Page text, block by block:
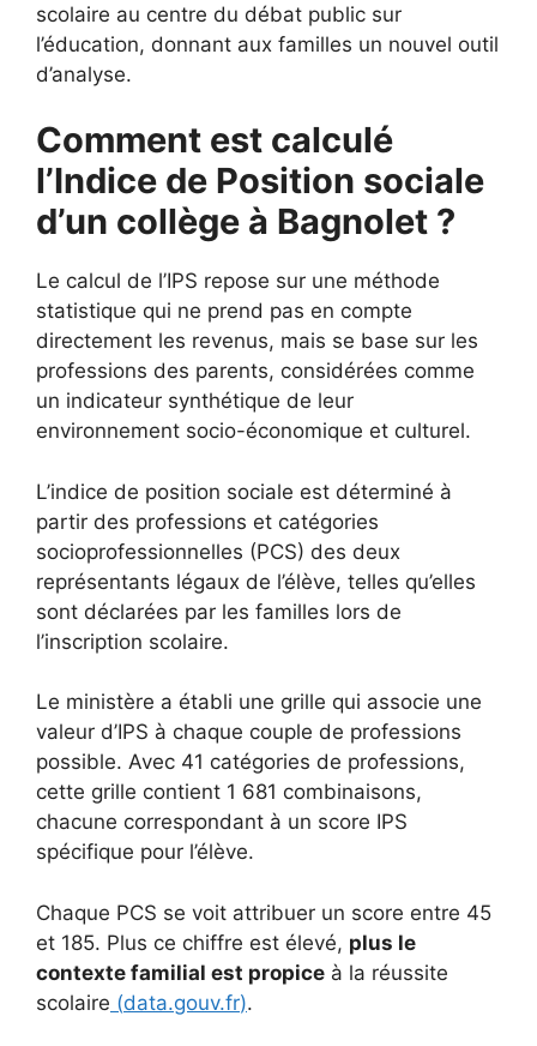
scolaire au centre du débat public sur
l’éducation, donnant aux familles un nouvel outil
d’analyse.
Comment est calculé
l’Indice de Position sociale
d’un collège à Bagnolet ?
Le calcul de l’IPS repose sur une méthode
statistique qui ne prend pas en compte
directement les revenus, mais se base sur les
professions des parents, considérées comme
un indicateur synthétique de leur
environnement socio-économique et culturel.
L’indice de position sociale est déterminé à
partir des professions et catégories
socioprofessionnelles (PCS) des deux
représentants légaux de l’élève, telles qu’elles
sont déclarées par les familles lors de
l’inscription scolaire.
Le ministère a établi une grille qui associe une
valeur d’IPS à chaque couple de professions
possible. Avec 41 catégories de professions,
cette grille contient 1 681 combinaisons,
chacune correspondant à un score IPS
spécifique pour l’élève.
Chaque PCS se voit attribuer un score entre 45
et 185. Plus ce chiffre est élevé, plus le
contexte familial est propice à la réussite
scolaire (data.gouv.fr).